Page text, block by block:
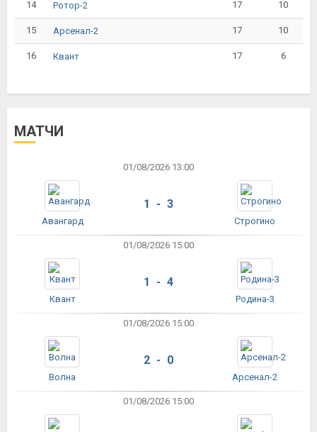
14 Ротор-2 17 10
15 Арсенал-2 17 10
16 Квант 17 6
МАТЧИ
01/08/2026 13:00
Авангард
1 - 3
Строгино
01/08/2026 15:00
Квант
1 - 4
Родина-3
01/08/2026 15:00
Волна
2 - 0
Арсенал-2
01/08/2026 15:00